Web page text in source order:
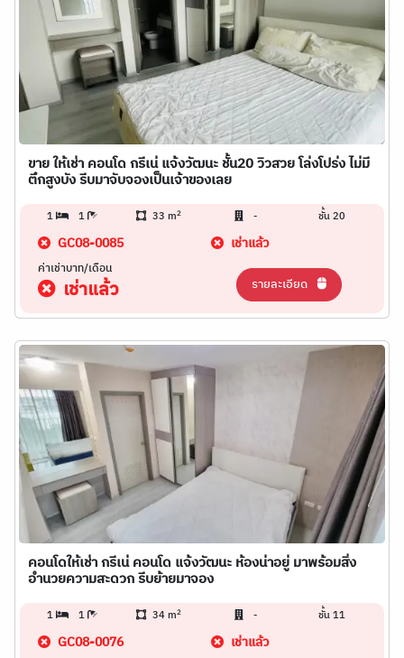
ขาย ให้เช่า คอนโด กรีเน่ แจ้งวัฒนะ ชั้น20 วิวสวย โล่งโปร่ง ไม่มี
ตึกสูงบัง รีบมาจับจองเป็นเจ้าของเลย
1 1 33 m2 - ชั้น 20
GC08-0085 เช่าแล้ว
ค่าเช่าบาท/เดือน
เช่าแล้ว รายละเอียด
คอนโดให้เช่า กรีเน่ คอนโด แจ้งวัฒนะ ห้องน่าอยู่ มาพร้อมสิ่ง
อำนวยความสะดวก รีบย้ายมาจอง
1 1 34 m2 - ชั้น 11
GC08-0076 เช่าแล้ว